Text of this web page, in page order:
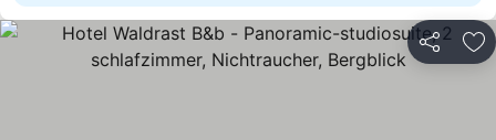
Teilen